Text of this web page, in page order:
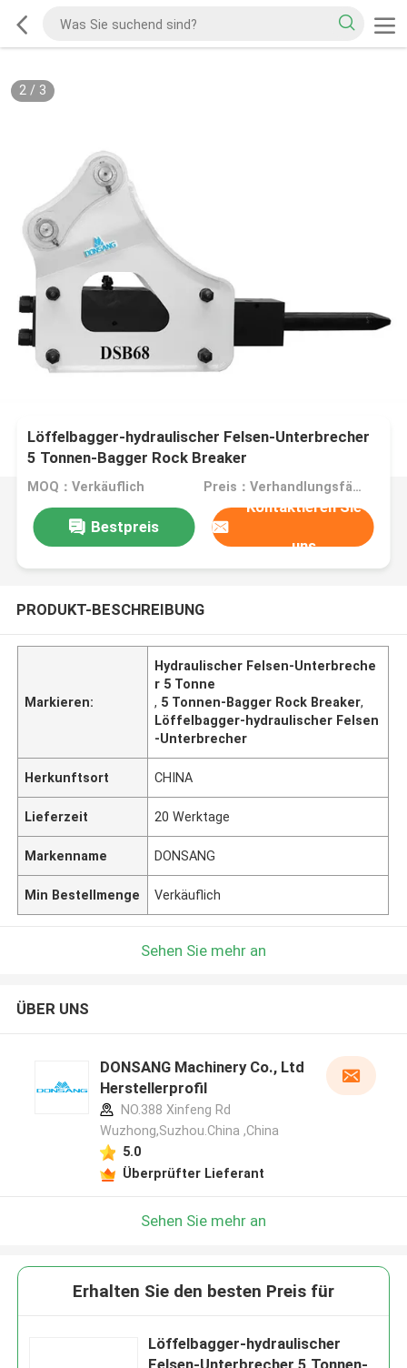
2/ 3
Löffelbagger-hydraulischer Felsen-Unterbrecher
5 Tonnen-Bagger Rock Breaker
MOQ：Verkäuflich Preis：Verhandlungsfähig
Bestpreis
Kontaktieren Sie
uns
PRODUKT-BESCHREIBUNG
Markieren:
Hydraulischer Felsen-Unterbreche
r 5 Tonne
, 5 Tonnen-Bagger Rock Breaker,
Löffelbagger-hydraulischer Felsen
-Unterbrecher
Herkunftsort CHINA
Lieferzeit 20 Werktage
Markenname DONSANG
Min Bestellmenge Verkäuflich
Sehen Sie mehr an
ÜBER UNS
DONSANG Machinery Co., Ltd
Herstellerprofil
NO.388 Xinfeng Rd
Wuzhong,Suzhou.China ,China
5.0
Überprüfter Lieferant
Sehen Sie mehr an
Erhalten Sie den besten Preis für
Löffelbagger-hydraulischer